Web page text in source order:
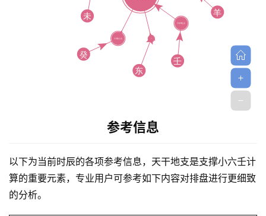
黄
历
参考信息
以下为当前时辰的各项参考信息，天干地支是支撑小六壬计
算的重要元素，专业用户可参考如下内容对排盘进行更细致
的分析。